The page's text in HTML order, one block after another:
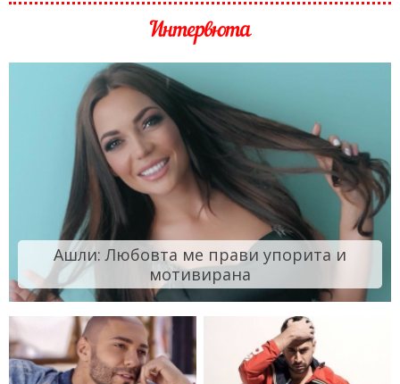
Интервюта
Ашли: Любовта ме прави упорита и
мотивирана